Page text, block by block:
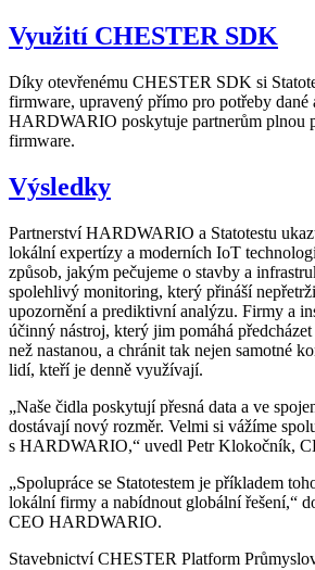
Využití CHESTER SDK
Díky otevřenému CHESTER SDK si
firmware, upravený přímo pro potřeby dané
HARDWARIO poskytuje partnerům plnou
firmware.
Výsledky
Partnerství HARDWARIO a Statotestu
lokální expertízy a moderních IoT
způsob, jakým pečujeme o stavby a
spolehlivý monitoring, který přináší
upozornění a prediktivní analýzu. Firmy a
účinný nástroj, který jim pomáhá
než nastanou, a chránit tak nejen samotné
lidí, kteří je denně využívají.
„Naše čidla poskytují přesná data a ve
dostávají nový rozměr. Velmi si vážíme
s HARDWARIO,“ uvedl Petr Klokočník,
„Spolupráce se Statotestem je příkladem
lokální firmy a nabídnout globální řešení,“
CEO HARDWARIO.
StavebnictvíCHESTER Platform